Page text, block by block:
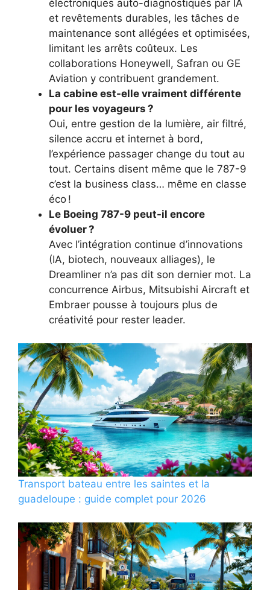
électroniques auto-diagnostiqués par IA
et revêtements durables, les tâches de
maintenance sont allégées et optimisées,
limitant les arrêts coûteux. Les
collaborations Honeywell, Safran ou GE
Aviation y contribuent grandement.
La cabine est-elle vraiment différente
pour les voyageurs ?
Oui, entre gestion de la lumière, air filtré,
silence accru et internet à bord,
l’expérience passager change du tout au
tout. Certains disent même que le 787-9
c’est la business class… même en classe
éco !
Le Boeing 787-9 peut-il encore
évoluer ?
Avec l’intégration continue d’innovations
(IA, biotech, nouveaux alliages), le
Dreamliner n’a pas dit son dernier mot. La
concurrence Airbus, Mitsubishi Aircraft et
Embraer pousse à toujours plus de
créativité pour rester leader.
Transport bateau entre les saintes et la
guadeloupe : guide complet pour 2026